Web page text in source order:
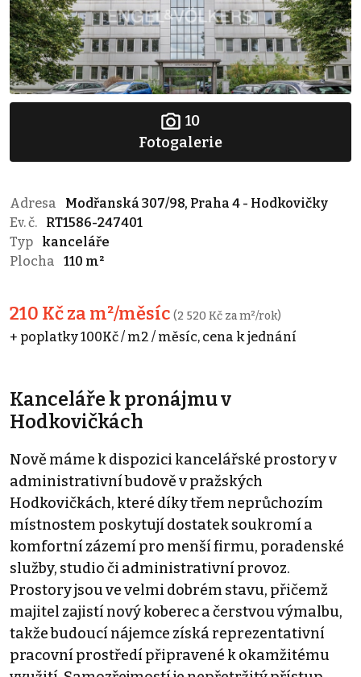
10
Fotogalerie
Adresa
Modřanská 307/98, Praha 4 - Hodkovičky
Ev. č.
RT1586-247401
Typ
kanceláře
Plocha
110 m²
210 Kč za m²/měsíc (2 520 Kč za m²/rok)
+ poplatky 100Kč / m2 / měsíc, cena k jednání
Kanceláře k pronájmu v
Hodkovičkách
Nově máme k dispozici kancelářské prostory v
administrativní budově v pražských
Hodkovičkách, které díky třem neprůchozím
místnostem poskytují dostatek soukromí a
komfortní zázemí pro menší firmu, poradenské
služby, studio či administrativní provoz.
Prostory jsou ve velmi dobrém stavu, přičemž
majitel zajistí nový koberec a čerstvou výmalbu,
takže budoucí nájemce získá reprezentativní
pracovní prostředí připravené k okamžitému